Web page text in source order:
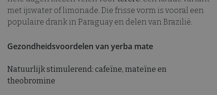
met ijswater of limonade. Die frisse vorm is vooral een
populaire drank in Paraguay en delen van Brazilië.
Gezondheidsvoordelen van yerba mate
Natuurlijk stimulerend: cafeïne, mateïne en
theobromine